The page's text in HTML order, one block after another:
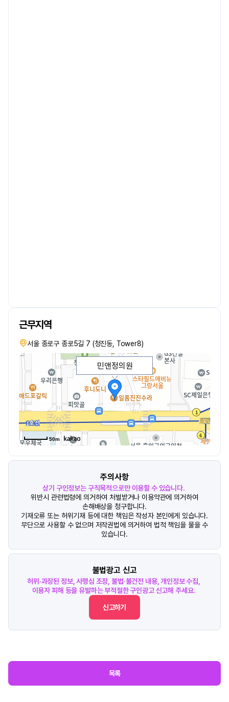
근무지역
서울 종로구 종로5길 7 (청진동, Tower8)
민앤정의원
50m
주의사항
상기 구인정보는 구직목적으로만 이용할 수 있습니다.
위반시 관련법령에 의거하여 처벌받거나 이용약관에 의거하여
손해배상을 청구합니다.
기재오류 또는 허위기재 등에 대한 책임은 작성자 본인에게 있습니다.
무단으로 사용할 수 없으며 저작권법에 의거하여 법적 책임을 물을 수
있습니다.
불법광고 신고
허위·과장된 정보, 사행심 조장, 불법·불건전 내용, 개인정보 수집,
이용자 피해 등을 유발하는 부적절한 구인광고 신고해 주세요.
신고하기
목록